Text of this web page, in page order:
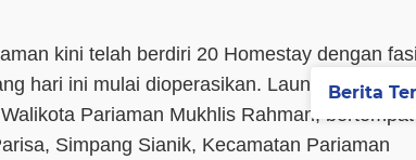
kini telah berdiri 20 Homestay dengan
hari ini mulai dioperasikan. Launching
Pariaman Mukhlis Rahman,
Simpang Sianik, Kecamatan Pariaman
Berita